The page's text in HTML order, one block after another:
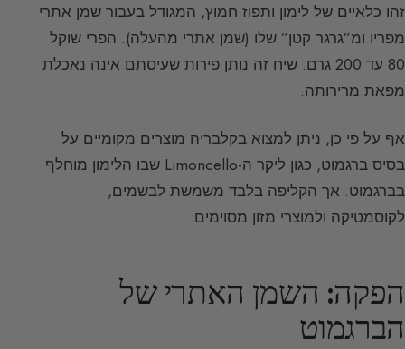
זהו כלאיים של לימון ותפוז חמוץ, המגודל בעבור שמן אתרי
מפריו ומ”גרגר קטן” שלו (שמן אתרי מהעלה). הפרי שוקל
80 עד 200 גרם. שיח זה נותן פירות שעיסתם אינה נאכלת
מפאת מרירותה.
אף על פי כן, ניתן למצוא בקלבריה מוצרים מקומיים על
בסיס ברגמוט, כגון ליקר ה-Limoncello שבו הלימון מוחלף
בברגמוט. אך הקליפה בלבד משמשת לבשמים,
לקוסמטיקה ולמוצרי מזון מסוימים.
הפקה: השמן האתרי של
הברגמוט